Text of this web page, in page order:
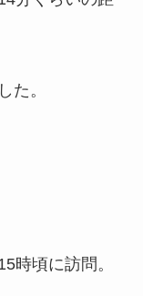
た。
時頃に訪問。